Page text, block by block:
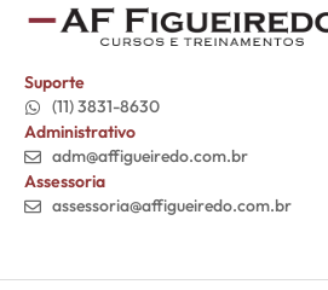
Suporte
(11) 3831-8630
Administrativo
adm@affigueiredo.com.br
Assessoria
assessoria@affigueiredo.com.br